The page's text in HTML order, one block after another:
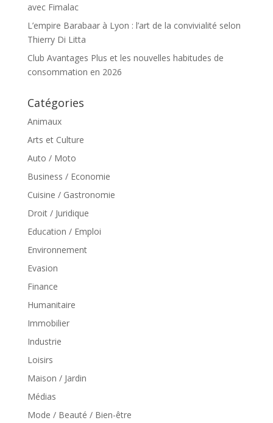
avec Fimalac
L’empire Barabaar à Lyon : l’art de la convivialité selon
Thierry Di Litta
Club Avantages Plus et les nouvelles habitudes de
consommation en 2026
Catégories
Animaux
Arts et Culture
Auto / Moto
Business / Economie
Cuisine / Gastronomie
Droit / Juridique
Education / Emploi
Environnement
Evasion
Finance
Humanitaire
Immobilier
Industrie
Loisirs
Maison / Jardin
Médias
Mode / Beauté / Bien-être